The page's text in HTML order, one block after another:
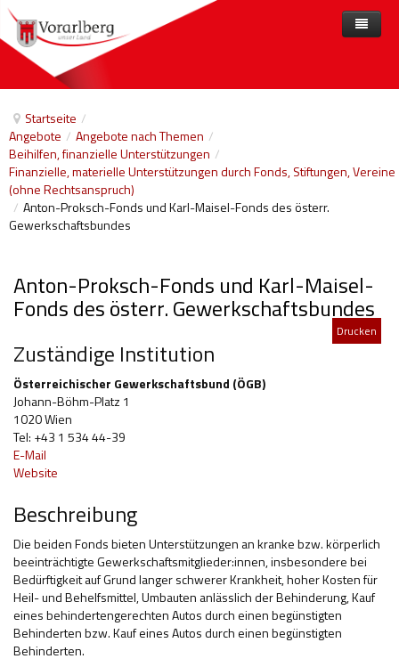
Startseite /
Angebote / Angebote nach Themen /
Beihilfen, finanzielle Unterstützungen /
Finanzielle, materielle Unterstützungen durch Fonds, Stiftungen, Vereine
(ohne Rechtsanspruch)
/ Anton-Proksch-Fonds und Karl-Maisel-Fonds des österr.
Gewerkschaftsbundes
Anton-Proksch-Fonds und Karl-Maisel-
Fonds des österr. Gewerkschaftsbundes
Drucken
Zuständige Institution
Österreichischer Gewerkschaftsbund (ÖGB)
Johann-Böhm-Platz 1
1020 Wien
Tel: +43 1 534 44-39
E-Mail
Website
Beschreibung
Die beiden Fonds bieten Unterstützungen an kranke bzw. körperlich
beeinträchtigte Gewerkschaftsmitglieder:innen, insbesondere bei
Bedürftigkeit auf Grund langer schwerer Krankheit, hoher Kosten für
Heil- und Behelfsmittel, Umbauten anlässlich der Behinderung, Kauf
eines behindertengerechten Autos durch einen begünstigten
Behinderten bzw. Kauf eines Autos durch einen begünstigten
Behinderten.
Home
Angebote nach Themen
Arbeit und Beschäftigung
Barrierefreiheit
Freizeit
Gesetze und Verordnungen
Gesetzliche Vertretungen
Gesundheitliche Rehabilitation
Hilfsmittel und Heilbehelfe
Kindheit und Jugend
Pflege, Pflegende Angehörige
Unterstützung, Beratung, Assistenz
Wohnen
Angebote A-Z
Anbieter
Aktuelles
Veranstaltungen